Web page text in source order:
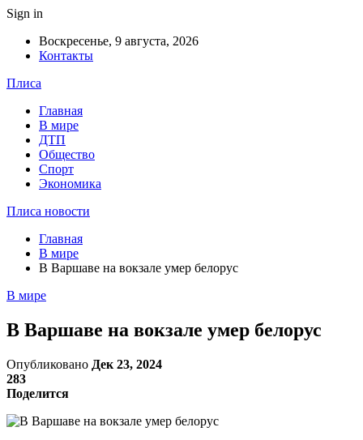
Sign in
Воскресенье, 9 августа, 2026
Контакты
Плиса
Главная
В мире
ДТП
Общество
Спорт
Экономика
Плиса новости
Главная
В мире
В Варшаве на вокзале умер белорус
В мире
В Варшаве на вокзале умер белорус
Опубликовано Дек 23, 2024
283
Поделится